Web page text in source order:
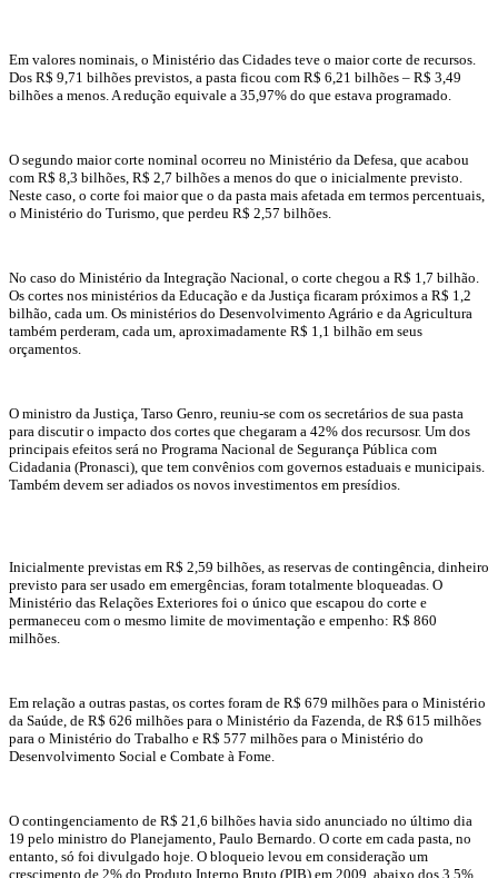
Em valores nominais, o Ministério das Cidades teve o maior corte de recursos.
Dos R$ 9,71 bilhões previstos, a pasta ficou com R$ 6,21 bilhões – R$ 3,49
bilhões a menos. A redução equivale a 35,97% do que estava programado.
O segundo maior corte nominal ocorreu no Ministério da Defesa, que acabou
com R$ 8,3 bilhões, R$ 2,7 bilhões a menos do que o inicialmente previsto.
Neste caso, o corte foi maior que o da pasta mais afetada em termos percentuais,
o Ministério do Turismo, que perdeu R$ 2,57 bilhões.
No caso do Ministério da Integração Nacional, o corte chegou a R$ 1,7 bilhão.
Os cortes nos ministérios da Educação e da Justiça ficaram próximos a R$ 1,2
bilhão, cada um. Os ministérios do Desenvolvimento Agrário e da Agricultura
também perderam, cada um, aproximadamente R$ 1,1 bilhão em seus
orçamentos.
O ministro da Justiça, Tarso Genro, reuniu-se com os secretários de sua pasta
para discutir o impacto dos cortes que chegaram a 42% dos recursosr. Um dos
principais efeitos será no Programa Nacional de Segurança Pública com
Cidadania (Pronasci), que tem convênios com governos estaduais e municipais.
Também devem ser adiados os novos investimentos em presídios.
Inicialmente previstas em R$ 2,59 bilhões, as reservas de contingência, dinheiro
previsto para ser usado em emergências, foram totalmente bloqueadas. O
Ministério das Relações Exteriores foi o único que escapou do corte e
permaneceu com o mesmo limite de movimentação e empenho: R$ 860
milhões.
Em relação a outras pastas, os cortes foram de R$ 679 milhões para o Ministério
da Saúde, de R$ 626 milhões para o Ministério da Fazenda, de R$ 615 milhões
para o Ministério do Trabalho e R$ 577 milhões para o Ministério do
Desenvolvimento Social e Combate à Fome.
O contingenciamento de R$ 21,6 bilhões havia sido anunciado no último dia
19 pelo ministro do Planejamento, Paulo Bernardo. O corte em cada pasta, no
entanto, só foi divulgado hoje. O bloqueio levou em consideração um
crescimento de 2% do Produto Interno Bruto (PIB) em 2009, abaixo dos 3,5%